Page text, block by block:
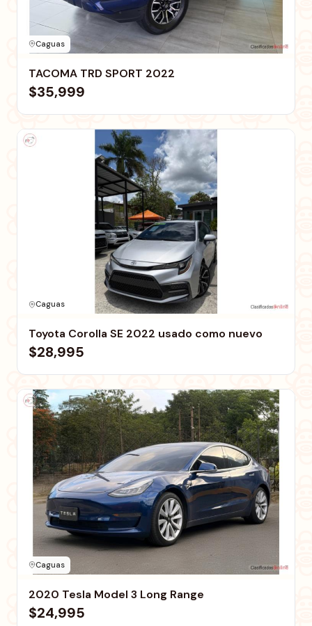
Caguas
TACOMA TRD SPORT 2022
$35,999
Caguas
Toyota Corolla SE 2022 usado como nuevo
$28,995
Caguas
2020 Tesla Model 3 Long Range
$24,995